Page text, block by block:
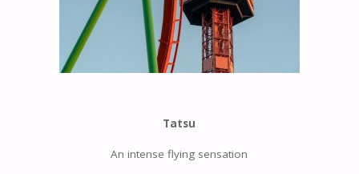
Tatsu
An intense flying sensation